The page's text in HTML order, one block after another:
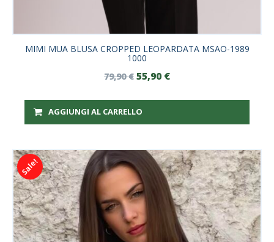
MIMI MUA BLUSA CROPPED LEOPARDATA MSAO-1989
1000
79,90€ 55,90 €
AGGIUNGI AL CARRELLO
Sale!